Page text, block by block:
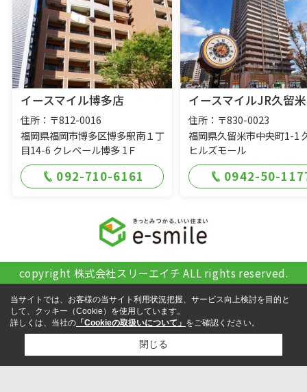
イースマイル博多店
住所：〒812-0016
福岡県福岡市博多区博多駅南１丁
目14-6 クレベール博多 1Ｆ
092-710-6161
イースマイルJR久留
住所：〒830-0023
福岡県久留米市中央町1-1
ヒルズモール
0942-50-
copyright 株式会社スリーエイチ ALL rights reserved.
当サイトでは、お客様の当サイト利用状況把握、サービス向上検討を目的と
して、クッキー（Cookie）を使用しています。
詳しくは、当社の 「Cookieの取扱いについて」 をご確認ください。
閉じる